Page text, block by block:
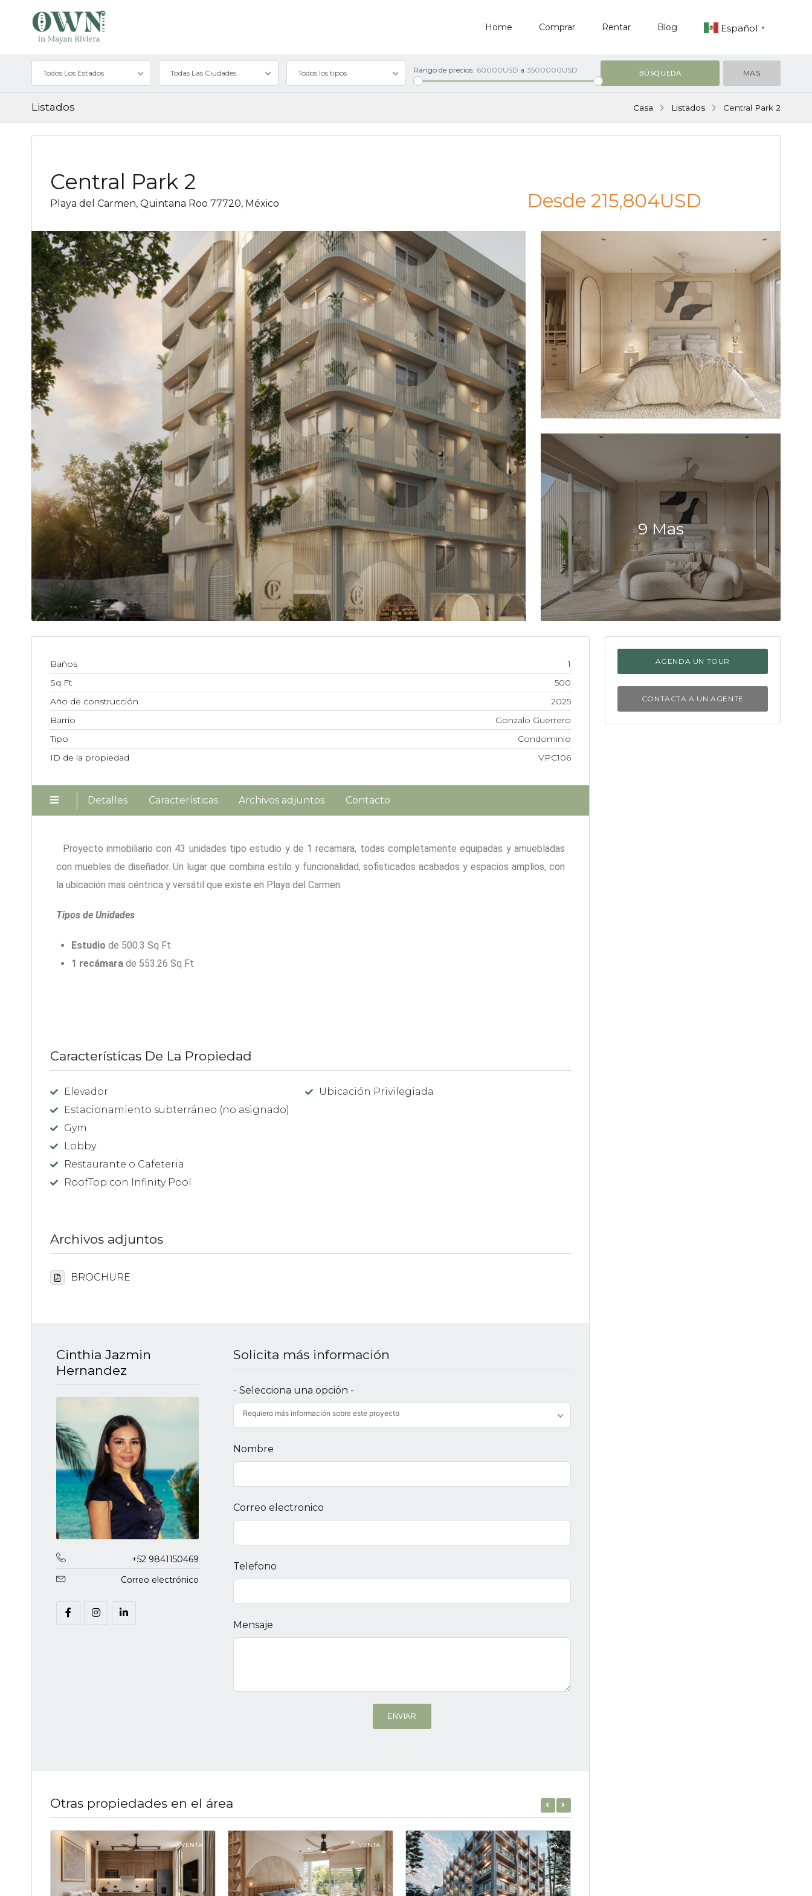
Home Comprar Rentar Blog Español ▼
Todos Los Estados Todas Las Ciudades Todos los tipos Rango de precios: 60000USD a 3500000USD MAS
Listados Casa Listados Central Park 2
Central Park 2
Playa del Carmen, Quintana Roo 77720, México Desde 215,804USD
9 Mas
Baños
1
Sq Ft
500
Año de construcción
2025
Barrio
Gonzalo Guerrero
Tipo
Condominio
ID de la propiedad
VPC106
Detalles Características Archivos adjuntos Contacto
Proyecto inmobiliario con 43 unidades tipo estudio y de 1 recamara, todas completamente equipadas y amuebladas
con muebles de diseñador. Un lugar que combina estilo y funcionalidad, sofisticados acabados y espacios amplios, con
la ubicación mas céntrica y versátil que existe en Playa del Carmen.
Tipos de Unidades
Estudiode 500.3 Sq Ft
1 recámarade 553.26 Sq Ft
Características De La Propiedad
Elevador
Estacionamiento subterráneo (no asignado)
Gym
Lobby
Restaurante o Cafeteria
RoofTop con Infinity Pool
Ubicación Privilegiada
Archivos adjuntos
BROCHURE
Cinthia Jazmin
Hernandez
+52 9841150469
Correo electrónico
Solicita más información
- Selecciona una opción -
Requiero más información sobre este proyecto
Nombre
Correo electronico
Telefono
Mensaje
ENVIAR
Otras propiedades en el área
VENTA VENTA VENTA
AGENDA UN TOUR
CONTACTA A UN AGENTE